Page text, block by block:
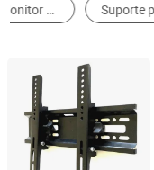
TV LCD
Qingdao Merid
Shandong, China